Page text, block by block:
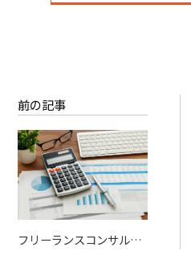
前の記事
フリーランスコンサルタ